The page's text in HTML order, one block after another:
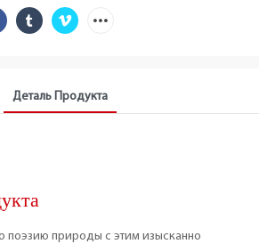
Деталь Продукта
поэзию природы с этим изысканно